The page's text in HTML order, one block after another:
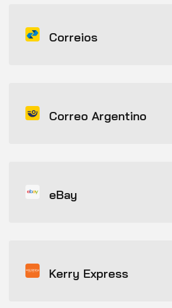
Correios
Correo Argentino
eBay
Kerry Express